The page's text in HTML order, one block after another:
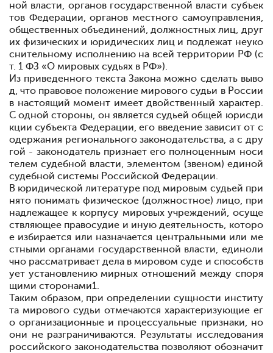
ной власти, органов государственной власти субъек
тов Федерации, органов местного самоуправления,
общественных объединений, должностных лиц, друг
их физических и юридических лиц и подлежат неуко
снительному исполнению на всей территории РФ (с
т. 1 ФЗ «О мировых судьях в РФ»).
Из приведенного текста Закона можно сделать выво
д, что правовое положение мирового судьи в России
в настоящий момент имеет двойственный характер.
С одной стороны, он является судьей общей юрисди
кции субъекта Федерации, его введение зависит от с
одержания регионального законодательства, а с дру
гой - законодатель признает его полноценным носи
телем судебной власти, элементом (звеном) единой
судебной системы Российской Федерации.
В юридической литературе под мировым судьей при
нято понимать физическое (должностное) лицо, при
надлежащее к корпусу мировых учреждений, осуще
ствляющее правосудие и иную деятельность, которо
е избирается или назначается центральными или ме
стными органами государственной власти, единоли
чно рассматривает дела в мировом суде и способств
ует установлению мирных отношений между споря
щими сторонами1.
Таким образом, при определении сущности институ
та мирового судьи отмечаются характеризующие ег
о организационные и процессуальные признаки, но
они не разграничиваются. Результаты исследования
российского законодательства позволяют обозначит